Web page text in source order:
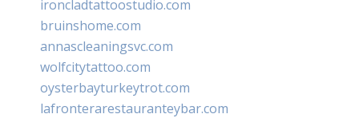
ironcladtattoostudio.com
bruinshome.com
annascleaningsvc.com
wolfcitytattoo.com
oysterbayturkeytrot.com
lafronterarestauranteybar.com